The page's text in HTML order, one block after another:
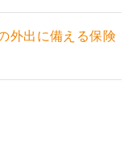
外出に備える保険